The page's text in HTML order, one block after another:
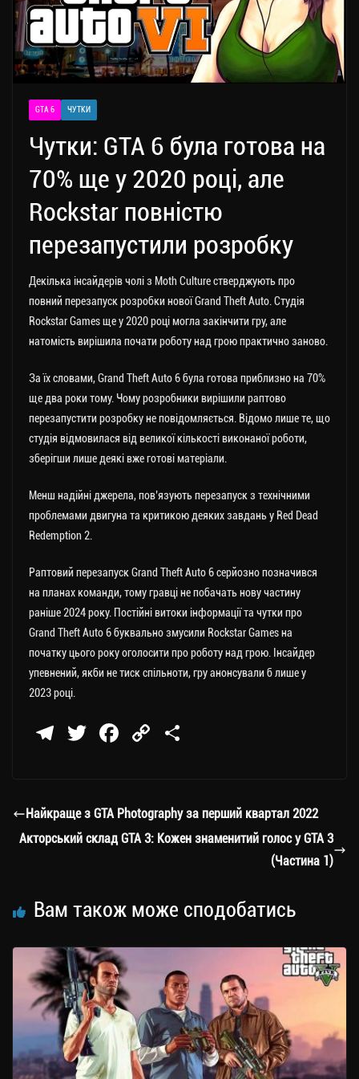
GTA 6 ЧУТКИ
Чутки: GTA 6 була готова на
70% ще у 2020 році, але
Rockstar повністю
перезапустили розробку
Декілька інсайдерів чолі з Moth Culture стверджують про
повний перезапуск розробки нової Grand Theft Auto. Студія
Rockstar Games ще у 2020 році могла закінчити гру, але
натомість вирішила почати роботу над грою практично заново.
За їх словами, Grand Theft Auto 6 була готова приблизно на 70%
ще два роки тому. Чому розробники вирішили раптово
перезапустити розробку не повідомляється. Відомо лише те, що
студія відмовилася від великої кількості виконаної роботи,
зберігши лише деякі вже готові матеріали.
Менш надійні джерела, пов’язують перезапуск з технічними
проблемами двигуна та критикою деяких завдань у Red Dead
Redemption 2.
Раптовий перезапуск Grand Theft Auto 6 серйозно позначився
на планах команди, тому гравці не побачать нову частину
раніше 2024 року. Постійні витоки інформації та чутки про
Grand Theft Auto 6 буквально змусили Rockstar Games на
початку цього року оголосити про роботу над грою. Інсайдер
упевнений, якби не тиск спільноти, гру анонсували б лише у
2023 році.
Te
a
m
T
er
Fa
ok
C
Li
nk
ли
ти
Найкраще з GTA Photography за перший квартал 2022
Акторський склад GTA 3: Кожен знаменитий голос у GTA 3
(Частина 1)
Вам також може сподобатись